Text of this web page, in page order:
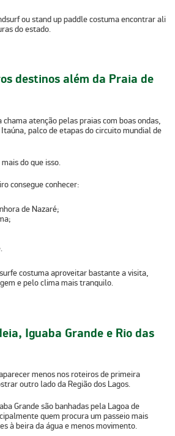
oustand up paddlecostuma encontrar ali
do estado.
destinos além da Praia de
chama atenção pelas praias com boas ondas,
Itaúna, palco de etapas do circuito mundial de
do que isso.
consegue conhecer:
de Nazaré;
costuma aproveitar bastante a visita,
e pelo clima mais tranquilo.
Iguaba Grande e Rio das
menos nos roteiros de primeira
outro lado da Região dos Lagos.
Grandesão banhadas pela Lagoa de
quem procura um passeio mais
à beira da água e menos movimento.